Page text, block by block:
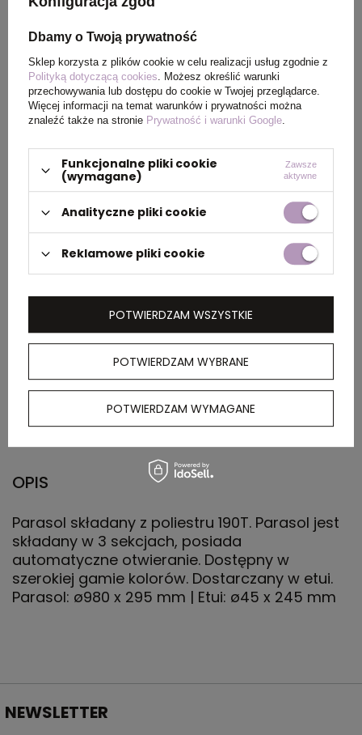
produktu
Kolor Jasno zielony
PAKOWANIE
Wymiary
zewnętrznego
(m)
kartonie
wewnętrznym
kartonu
zewnętrznego
19.900
OPIS
Parasol składany z poliestru 190T. Parasol jest
składany w 3 sekcjach, posiada
automatyczne otwieranie. Dostępny w
szerokiej gamie kolorów. Dostarczany w etui.
Parasol: ø980 x 295 mm | Etui: ø45 x 245 mm
NEWSLETTER
Dbamy o Twoją prywatność
Sklep korzysta z plików cookie w celu realizacji usług zgodnie z
Polityką dotyczącą cookies. Możesz określić warunki
przechowywania lub dostępu do cookie w Twojej przeglądarce.
Więcej informacji na temat warunków i prywatności można
znaleźć także na stronie Prywatność i warunki Google.
Funkcjonalne pliki cookie
(wymagane)
Zawsze
aktywne
Analityczne pliki cookie
Reklamowe pliki cookie
POTWIERDZAM WYBRANE
POTWIERDZAM WYMAGANE
POTWIERDZAM WSZYSTKIE